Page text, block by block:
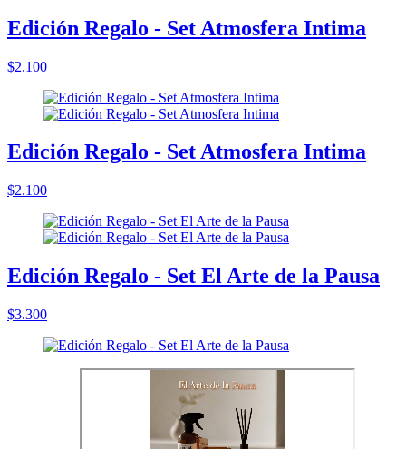
Edición Regalo - Set Atmosfera Intima
$2.100
Edición Regalo - Set Atmosfera Intima
$2.100
Edición Regalo - Set El Arte de la Pausa
$3.300